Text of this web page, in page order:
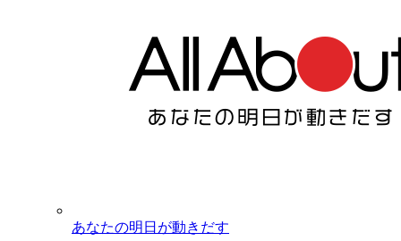
あなたの明日が動きだす